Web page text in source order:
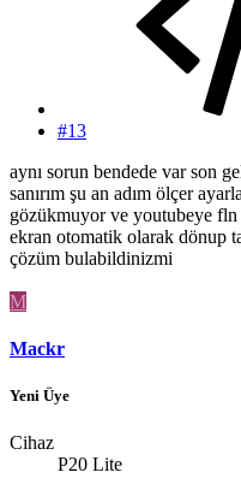
#13
aynı sorun bendede var son
sanırım şu an adım ölçer
gözükmuyor ve youtubeye
ekran otomatik olarak dönup
çözüm bulabildinizmi
M
Mackr
Yeni Üye
Cihaz
P20 Lite